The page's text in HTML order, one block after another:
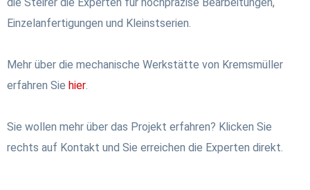
die Steirer die Experten für hochpräzise Bearbeitungen,
Einzelanfertigungen und Kleinstserien.
Mehr über die mechanische Werkstätte von Kremsmüller
erfahren Sie hier.
Sie wollen mehr über das Projekt erfahren? Klicken Sie
rechts auf Kontakt und Sie erreichen die Experten direkt.